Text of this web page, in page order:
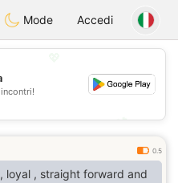
Chat
Mode Accedi
💕
0.5
forward and